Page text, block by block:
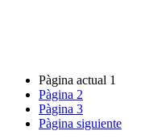
Pàgina actual 1
Pàgina 2
Pàgina 3
Pàgina siguiente